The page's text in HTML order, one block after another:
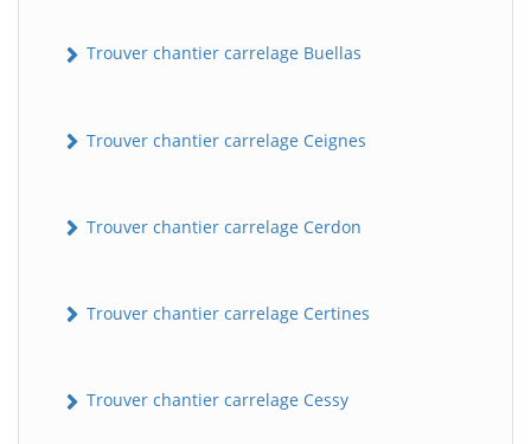
Trouver chantier carrelage Buellas
Trouver chantier carrelage Ceignes
Trouver chantier carrelage Cerdon
Trouver chantier carrelage Certines
Trouver chantier carrelage Cessy